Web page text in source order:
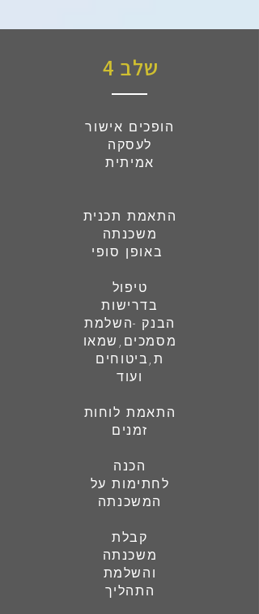
שלב 4
הופכים אישור
לעסקה
אמיתית
התאמת תכנית
משכנתה
טיפול
בדרישות
הבנק -השלמת
מסמכים,שמאו
ת,ביטוחים
ועוד
התאמת לוחות
זמנים
הכנה
לחתימות על
המשכנתה
קבלת
משכנתה
והשלמת
התהליך